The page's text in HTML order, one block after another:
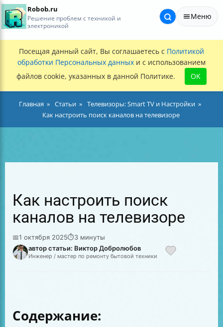
Robob.ru
Решение проблем с техникой и
электроникой
Меню
Посещая данный сайт, Вы соглашаетесь с Политикой
обработки Персональных данных и с использованием
файлов cookie, указанных в данной Политике.
OK
Главная Статьи
Телевизоры: Smart TV и Настройки
Как настроить поиск каналов на телевизоре
Как настроить поиск
каналов на телевизоре
📅1 октября 2025⏱3 минуты
автор статьи: Виктор Добролюбов
Инженер / мастер по ремонту бытовой техники
Содержание: